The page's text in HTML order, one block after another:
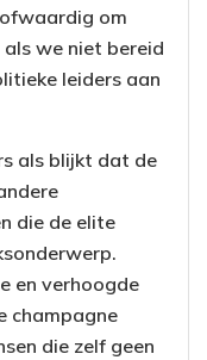
om
we niet bereid
leiders aan
als blijkt dat de
die de elite
en verhoogde
champagne
die zelf geen